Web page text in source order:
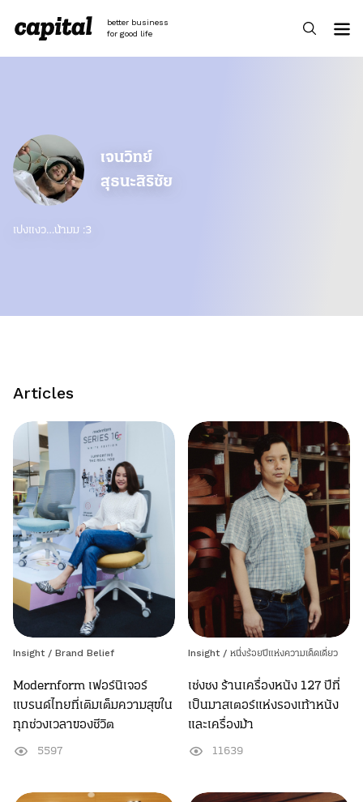
content
better business
for good life
เจนวิทย์
สุธนะสิริชัย
เปงแงว…น้ามม :3
Articles
Insight / Brand Belief
Modernform เฟอร์นิเจอร์
แบรนด์ไทยที่เติมเต็มความสุขใน
ทุกช่วงเวลาของชีวิต
5597
Insight / หนึ่งร้อยปีแห่งความเด็ดเดี่ยว
เซ่งชง ร้านเครื่องหนัง 127 ปีที่
เป็นมาสเตอร์แห่งรองเท้าหนัง
และเครื่องม้า
11639